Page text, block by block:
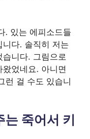
. 있는 에피소드들
다. 솔직히 저는
니다. 그림으로
었네요. 아니면
런 걸 수도 있습니
는 죽어서 키